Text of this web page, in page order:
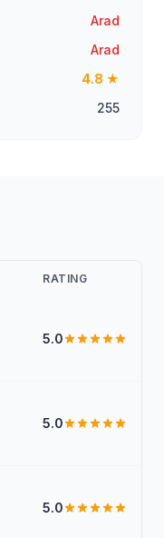
Arad
Arad
4.8 ★
255
RATING
5.0
5.0
5.0